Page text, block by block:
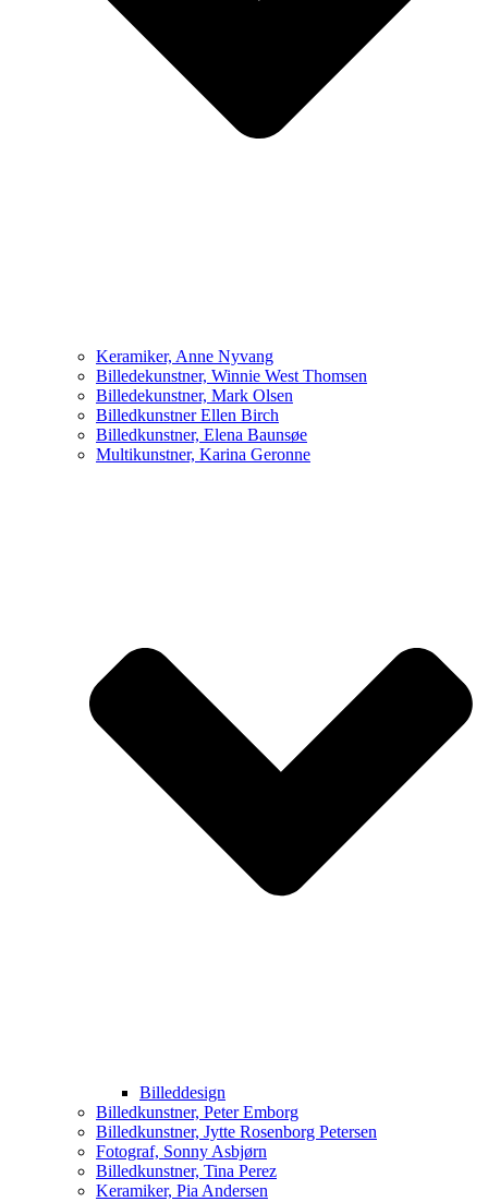
Keramiker, Anne Nyvang
Billedekunstner, Winnie West Thomsen
Billedekunstner, Mark Olsen
Billedkunstner Ellen Birch
Billedkunstner, Elena Baunsøe
Multikunstner, Karina Geronne
Billeddesign
Billedkunstner, Peter Emborg
Billedkunstner, Jytte Rosenborg Petersen
Fotograf, Sonny Asbjørn
Billedkunstner, Tina Perez
Keramiker, Pia Andersen